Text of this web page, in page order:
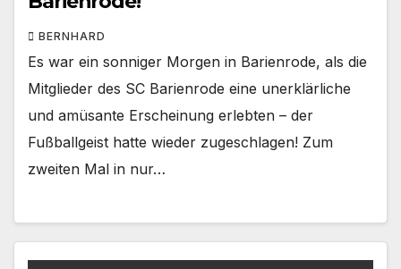
BERNHARD
Es war ein sonniger Morgen in Barienrode, als die
Mitglieder des SC Barienrode eine unerklärliche
und amüsante Erscheinung erlebten – der
Fußballgeist hatte wieder zugeschlagen! Zum
zweiten Mal in nur…